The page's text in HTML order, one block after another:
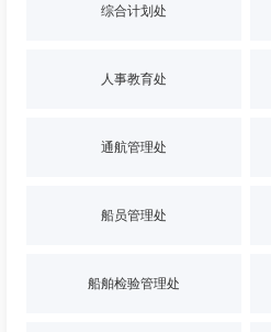
综合计划处
人事教育处
通航管理处
船员管理处
船舶检验管理处